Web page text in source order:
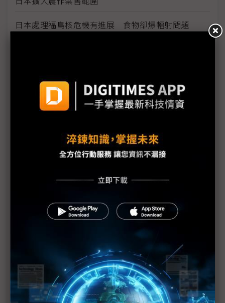
日本處理福島核危機有進展 食物卻爆輻射問題
旺宏矽晶圓庫存充足 達2~3個月
日本考慮提供企業10兆日圓補助
東芝、日立暫時關閉小尺寸液晶廠房
上游缺料 GM暫停歐洲產線 考慮韓產線減產
美智簽署核能合作協定